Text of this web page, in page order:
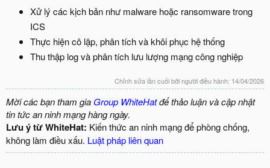
Xử lý các kịch bản như malware hoặc ransomware trong
ICS
Thực hiện cô lập, phân tích và khôi phục hệ thống
Thu thập log và phân tích lưu lượng mạng công nghiệp
Chỉnh sửa lần cuối bởi người điều hành: 14/04/2026
Mời các bạn tham gia Group WhiteHatđể thảo luận và cập nhật
tin tức an ninh mạng hàng ngày.
Lưu ý từ WhiteHat: Kiến thức an ninh mạng để phòng chống,
không làm điều xấu. Luật pháp liên quan